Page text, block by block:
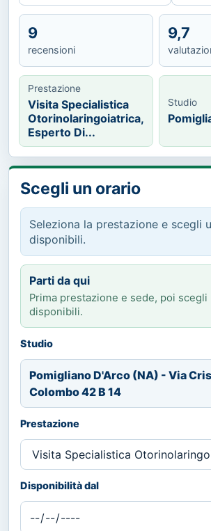
9
recensioni
9,7
Prestazione
Visita Specialistica
Otorinolaringoiatrica,
Esperto Di...
Studio
Scegli un orario
Seleziona la prestazione e scegli
disponibili.
Parti da qui
Prima prestazione e sede, poi
disponibili.
Studio
Pomigliano D'Arco (NA) - Via
Colombo 42 B 14
Prestazione
Disponibilità dal